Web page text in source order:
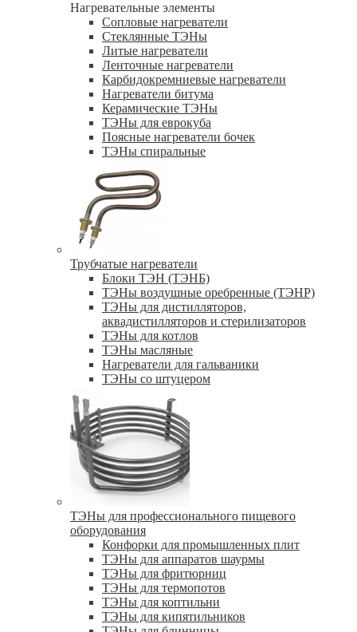
Нагревательные элементы
Сопловые нагреватели
Стеклянные ТЭНы
Литые нагреватели
Ленточные нагреватели
Карбидокремниевые нагреватели
Нагреватели битума
Керамические ТЭНы
ТЭНы для еврокуба
Поясные нагреватели бочек
ТЭНы спиральные
Трубчатые нагреватели
Блоки ТЭН (ТЭНБ)
ТЭНы воздушные оребренные (ТЭНР)
ТЭНы для дистилляторов,
аквадистилляторов и стерилизаторов
ТЭНы для котлов
ТЭНы масляные
Нагреватели для гальваники
ТЭНы со штуцером
ТЭНы для профессионального пищевого
оборудования
Конфорки для промышленных плит
ТЭНы для аппаратов шаурмы
ТЭНы для фритюрниц
ТЭНы для термопотов
ТЭНы для коптильни
ТЭНы для кипятильников